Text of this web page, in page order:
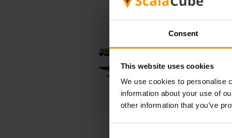
Consent
This website uses cookies
We use cookies to personalise
information about your use of
other information that you’ve